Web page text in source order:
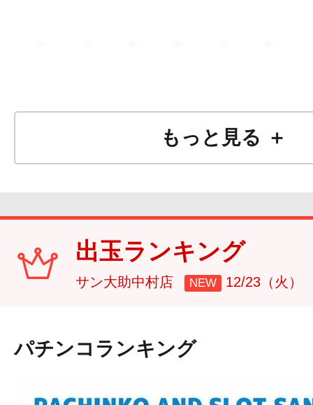
もっと見る ＋
出玉ランキング
サン大助中村店 NEW 12/23（火）
パチンコランキング